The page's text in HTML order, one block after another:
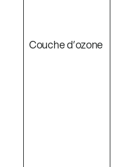
Couche d’ozone